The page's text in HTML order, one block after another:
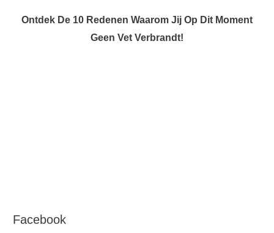
Ontdek De 10 Redenen Waarom Jij Op Dit Moment
Geen Vet Verbrandt!
Facebook